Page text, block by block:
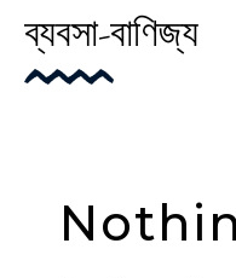
ব্যবসা-বাণিজ্য